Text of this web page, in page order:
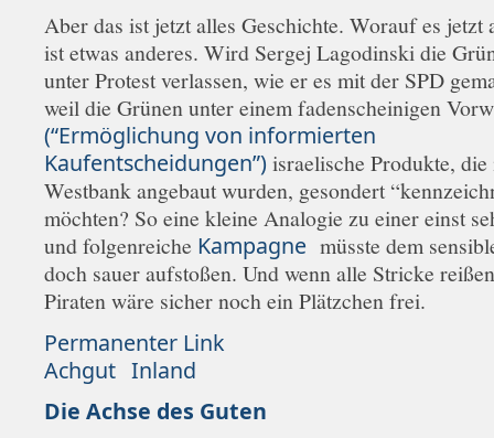
Aber das ist jetzt alles Geschichte. Worauf es jetzt
ist etwas anderes. Wird Sergej Lagodinski die
unter Protest verlassen, wie er es mit der SPD
weil die Grünen unter einem fadenscheinigen
(“Ermöglichung von informierten
Kaufentscheidungen”) israelische Produkte,
Westbank angebaut wurden, gesondert
möchten? So eine kleine Analogie zu einer einst
und folgenreiche Kampagne müsste dem
doch sauer aufstoßen. Und wenn alle Stricke
Piraten wäre sicher noch ein Plätzchen frei.
Permanenter Link
Achgut Inland
Die Achse des Guten